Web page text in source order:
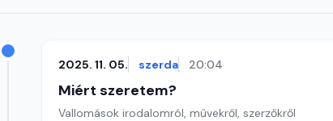
2025. 11. 05. szerda 20:04
Miért szeretem?
Vallomások irodalomról, művekről, szerzőkről